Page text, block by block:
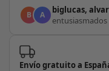
B A biglucas,
entusiasmados
Envío gratuito a